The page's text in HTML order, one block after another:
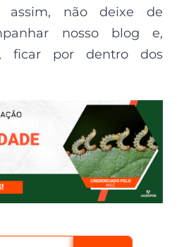
assim, não deixe de
nosso blog e,
ficar por dentro dos